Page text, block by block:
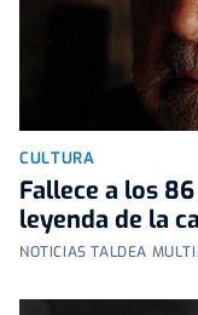
CULTURA
Fallece a los
leyenda de la
NOTICIAS TALDEA